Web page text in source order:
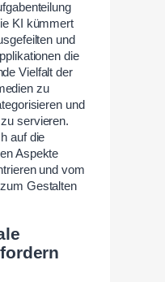
KI kümmert
und
die
Vielfalt der
zu
und
servieren.
auf die
Aspekte
und vom
Gestalten